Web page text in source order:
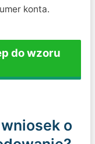
konta.
do wzoru
o